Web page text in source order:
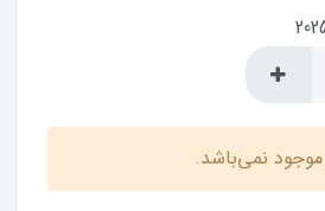
نمی‌باشد.